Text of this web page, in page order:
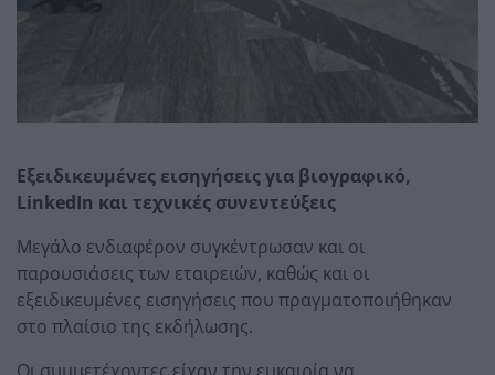
Εξειδικευμένες εισηγήσεις για βιογραφικό,
LinkedIn και τεχνικές συνεντεύξεις
Μεγάλο ενδιαφέρον συγκέντρωσαν και οι
παρουσιάσεις των εταιρειών, καθώς και οι
εξειδικευμένες εισηγήσεις που πραγματοποιήθηκαν
στο πλαίσιο της εκδήλωσης.